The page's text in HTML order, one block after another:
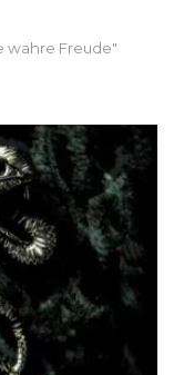
wahre Freude"